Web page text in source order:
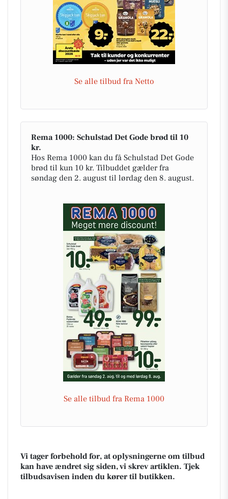
Se alle tilbud fra Netto
Rema 1000: Schulstad Det Gode brød til 10
kr.
Hos Rema 1000 kan du få Schulstad Det Gode
brød til kun 10 kr. Tilbuddet gælder fra
søndag den 2. august til lørdag den 8. august.
Se alle tilbud fra Rema 1000
Vi tager forbehold for, at oplysningerne om tilbud
kan have ændret sig siden, vi skrev artiklen. Tjek
tilbudsavisen inden du kører til butikken.